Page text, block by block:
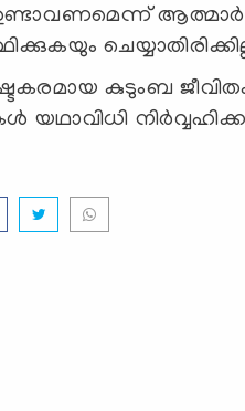
ഉണ്ടാവണമെന്ന്
കുടുംബ
യഥാവിധി